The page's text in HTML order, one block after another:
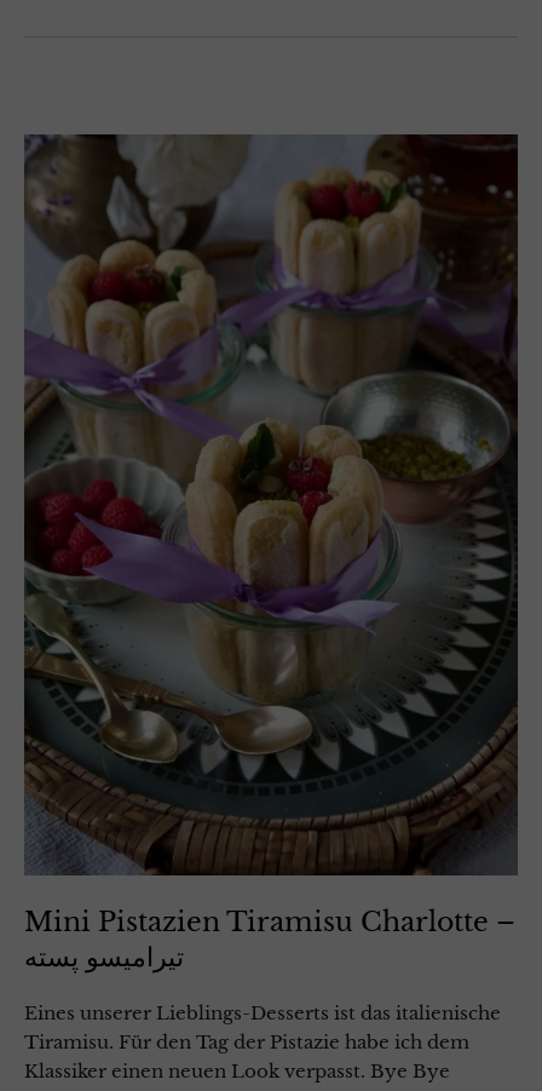
Mini Pistazien Tiramisu Charlotte –
تیرامیسو پسته
Eines unserer Lieblings-Desserts ist das italienische
Tiramisu. Für den Tag der Pistazie habe ich dem
Klassiker einen neuen Look verpasst. Bye Bye